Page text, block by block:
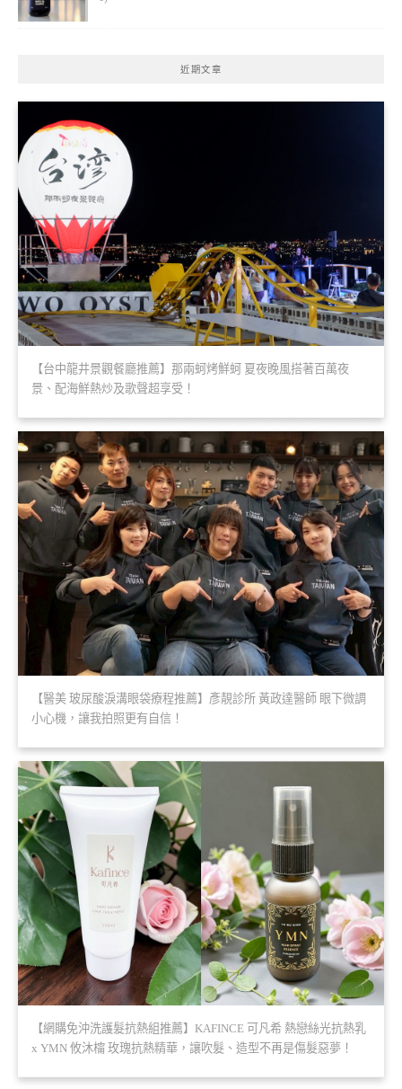
近期文章
【台中龍井景觀餐廳推薦】那兩蚵烤鮮蚵 夏夜晚風搭著百萬夜
景、配海鮮熱炒及歌聲超享受！
【醫美 玻尿酸淚溝眼袋療程推薦】彥靚診所 黃政達醫師 眼下微調
小心機，讓我拍照更有自信！
【網購免沖洗護髮抗熱組推薦】KAFINCE 可凡希 熱戀絲光抗熱乳
x YMN 攸沐橣 玫瑰抗熱精華，讓吹髮、造型不再是傷髮惡夢！